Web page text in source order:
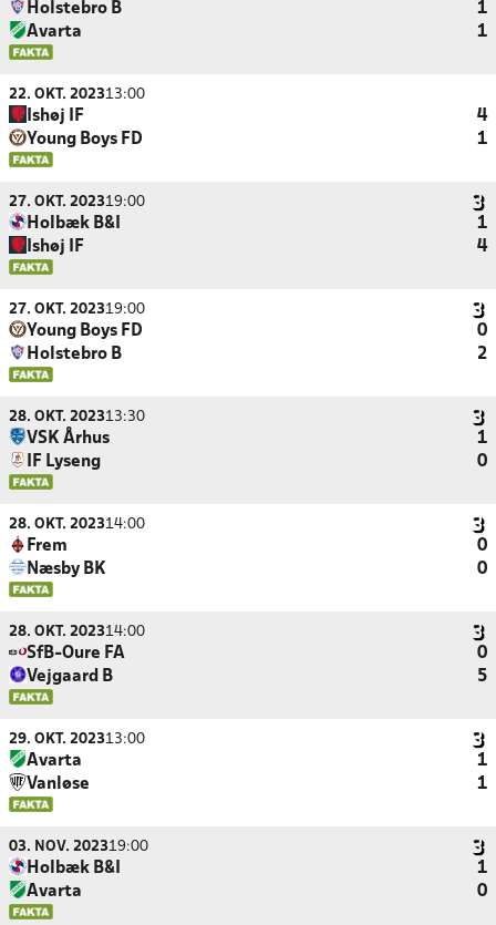
Holstebro B
1
Avarta
1
22. OKT. 202313:00
Ishøj IF
4
Young Boys FD
1
27. OKT. 202319:00
Holbæk B&I
1
Ishøj IF
4
27. OKT. 202319:00
Young Boys FD
0
Holstebro B
2
28. OKT. 202313:30
VSK Århus
1
IF Lyseng
0
28. OKT. 202314:00
Frem
0
Næsby BK
0
28. OKT. 202314:00
SfB-Oure FA
0
Vejgaard B
5
29. OKT. 202313:00
Avarta
1
Vanløse
1
03. NOV. 202319:00
Holbæk B&I
1
Avarta
0